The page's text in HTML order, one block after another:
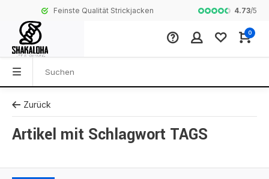
Feinste Qualität Strickjacken Komplette
4.73/5
0
Zurück
Artikel mit Schlagwort TAGS